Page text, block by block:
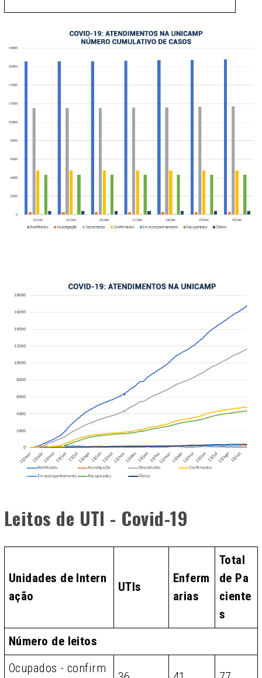
Leitos de UTI - Covid-19
Unidades de Intern
ação
UTIs
Enferm
arias
Total
de Pa
ciente
s
Número de leitos
Ocupados - confirm